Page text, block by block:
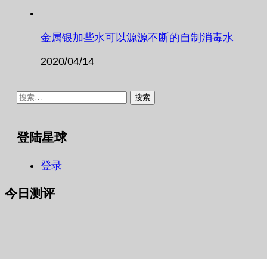
金属银加些水可以源源不断的自制消毒水
2020/04/14
搜
登陆星球
登录
今日测评